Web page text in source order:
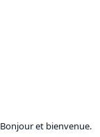
Bonjour et bienvenue.